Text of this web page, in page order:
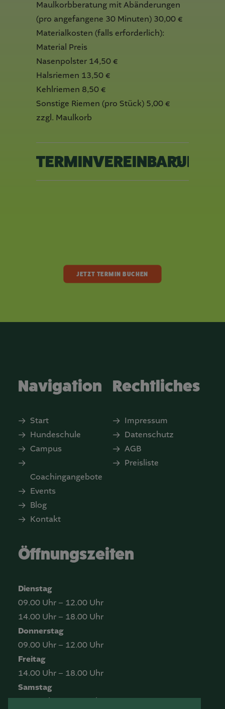
Maulkorbberatung mit Abänderungen
(pro angefangene 30 Minuten) 30,00 €
Materialkosten (falls erforderlich):
Material Preis
Nasenpolster 14,50 €
Halsriemen 13,50 €
Kehlriemen 8,50 €
Sonstige Riemen (pro Stück) 5,00 €
zzgl. Maulkorb
TERMINVEREINBARUNG
JETZT TERMIN BUCHEN
Navigation
Start
Hundeschule
Campus
Coachingangebote
Events
Blog
Kontakt
Rechtliches
Impressum
Datenschutz
AGB
Preisliste
Öffnungszeiten
Dienstag
09.00 Uhr – 12.00 Uhr
14.00 Uhr – 18.00 Uhr
Donnerstag
09.00 Uhr – 12.00 Uhr
Freitag
14.00 Uhr – 18.00 Uhr
Samstag
10.00 Uhr – 13.00 Uhr